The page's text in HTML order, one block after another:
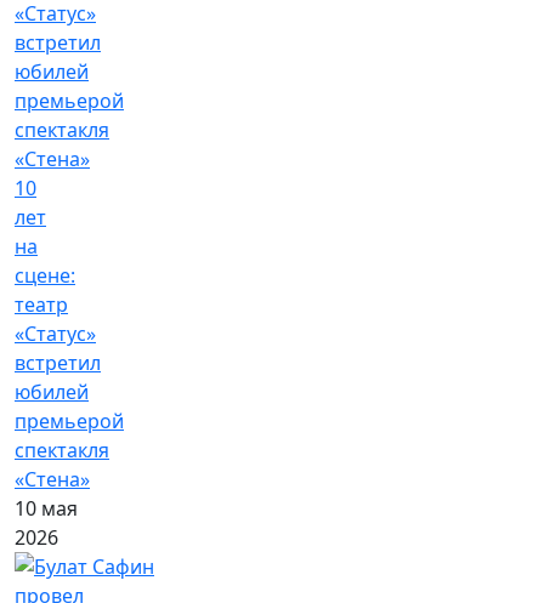
10
лет
на
сцене:
театр
«Статус»
встретил
юбилей
премьерой
спектакля
«Стена»
10 мая
2026